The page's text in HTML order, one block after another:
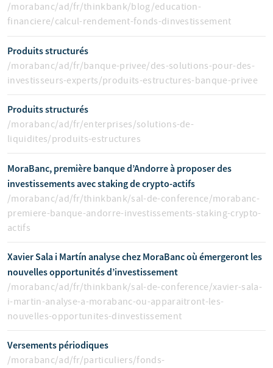
/morabanc/ad/fr/thinkbank/blog/education-
financiere/calcul-rendement-fonds-dinvestissement
Produits structurés
/morabanc/ad/fr/banque-privee/des-solutions-pour-des-
investisseurs-experts/produits-estructures-banque-privee
Produits structurés
/morabanc/ad/fr/enterprises/solutions-de-
liquidites/produits-estructures
MoraBanc, première banque d’Andorre à proposer des
investissements avec staking de crypto-actifs
/morabanc/ad/fr/thinkbank/sal-de-conference/morabanc-
premiere-banque-andorre-investissements-staking-crypto-
actifs
Xavier Sala i Martín analyse chez MoraBanc où émergeront les
nouvelles opportunités d’investissement
/morabanc/ad/fr/thinkbank/sal-de-conference/xavier-sala-
i-martin-analyse-a-morabanc-ou-apparaitront-les-
nouvelles-opportunites-dinvestissement
Versements périodiques
/morabanc/ad/fr/particuliers/fonds-